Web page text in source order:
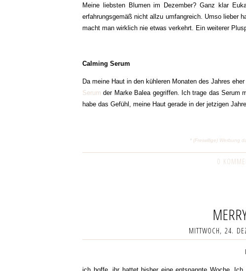
Meine liebsten Blumen im Dezember? Ganz klar
erfahrungsgemäß nicht allzu umfangreich. Umso lieber
macht man wirklich nie etwas verkehrt. Ein weiterer
Calming Serum
Da meine Haut in den kühleren Monaten des Jahres
Serum der Marke Balea gegriffen. Ich trage das Serum
habe das Gefühl, meine Haut gerade in der jetzigen
* (Freiwillige) Werbung
0
MITTWOCH, 24.